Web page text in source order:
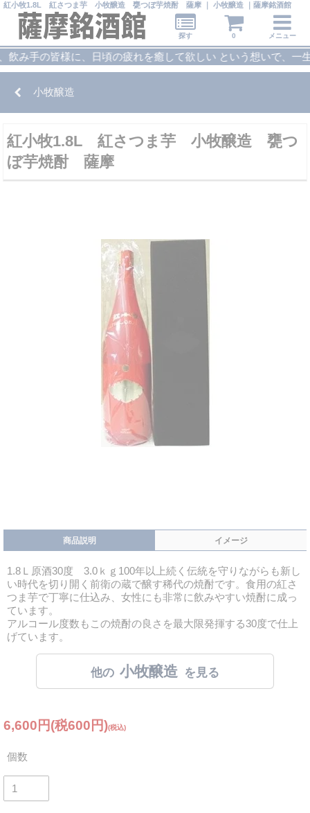
皆様に、日頃の疲れを癒して欲しい という想いで、一生懸
小牧醸造
紅小牧1.8L 紅さつま芋 小牧醸造 甕つ
ぼ芋焼酎 薩摩
商品説明 イメージ
1.8Ｌ原酒30度 3.0ｋｇ100年以上続く伝統を守りながらも新し
い時代を切り開く前衛の蔵で醸す稀代の焼酎です。食用の紅さ
つま芋で丁寧に仕込み、女性にも非常に飲みやすい焼酎に成っ
ています。
アルコール度数もこの焼酎の良さを最大限発揮する30度で仕上
げています。
小牧醸造
6,600円(税600円)
個数
紅小牧1.8L 紅さつま芋 小牧醸造 甕つぼ芋焼酎 薩摩 ｜ 小牧醸造 ｜薩摩銘酒館
探す 0 メニュー